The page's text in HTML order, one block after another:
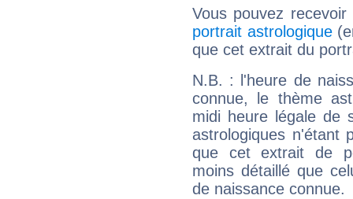
Vous pouvez
portrait astrologique
que cet extrait du
N.B. : l'heure de
connue, le thème
midi heure légale de
astrologiques n'étant
que cet extrait de
moins détaillé que
de naissance connue.